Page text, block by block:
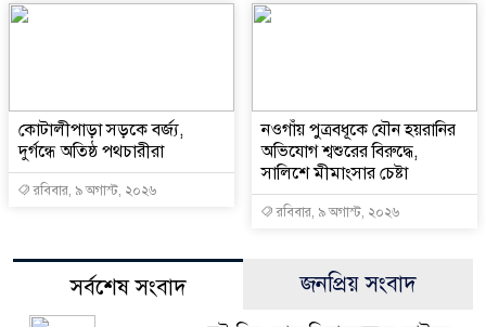
কোটালীপাড়া সড়কে বর্জ্য,
দুর্গন্ধে অতিষ্ঠ পথচারীরা
রবিবার, ৯ অগাস্ট, ২০২৬
নওগাঁয় পুত্রবধূকে যৌন হয়রানির
অভিযোগ শ্বশুরের বিরুদ্ধে,
সালিশে মীমাংসার চেষ্টা
রবিবার, ৯ অগাস্ট, ২০২৬
সর্বশেষ সংবাদ জনপ্রিয় সংবাদ